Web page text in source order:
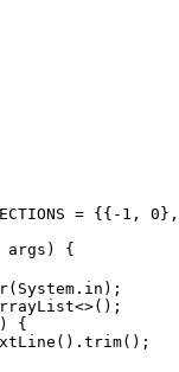
= {{-1,
args) {
{